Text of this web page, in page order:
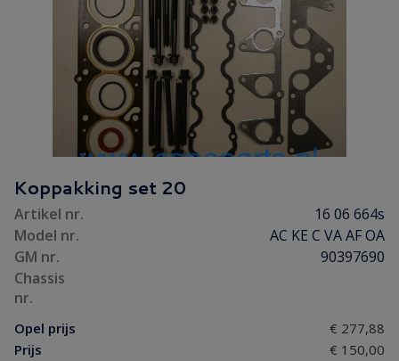
Koppakking set 20
Artikel nr.
16 06 664s
Model nr.
AC KE C VA AF OA
GM nr.
90397690
Chassis
nr.
Opel prijs
€ 277,88
Prijs
€ 150,00